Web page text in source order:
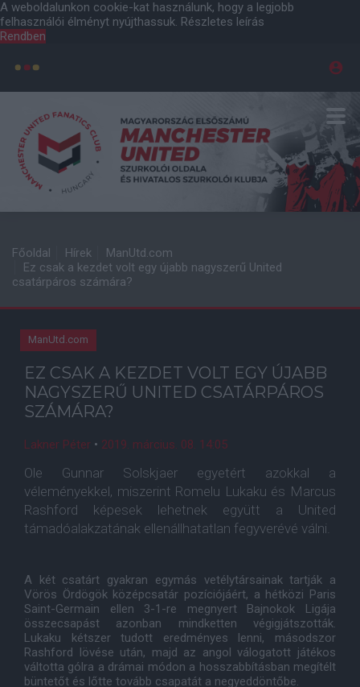
A weboldalunkon cookie-kat használunk, hogy a legjobb
felhasználói élményt nyújthassuk. Részletes leírás
Rendben
Főoldal Hírek
ManUtd.com
Ez csak a kezdet volt egy újabb nagyszerű United
csatárpáros számára?
ManUtd.com
EZ CSAK A KEZDET VOLT EGY ÚJABB
NAGYSZERŰ UNITED CSATÁRPÁROS
SZÁMÁRA?
Lakner Péter • 2019. március. 08. 14:05
Ole Gunnar Solskjaer egyetért azokkal a
véleményekkel, miszerint Romelu Lukaku és Marcus
Rashford képesek lehetnek együtt a United
támadóalakzatának ellenállhatatlan fegyverévé válni.
A két csatárt gyakran egymás vetélytársainak tartják a
Vörös Ördögök középcsatár pozíciójáért, a hétközi Paris
Saint-Germain ellen 3-1-re megnyert Bajnokok Ligája
összecsapást azonban mindketten végigjátszották.
Lukaku kétszer tudott eredményes lenni, másodszor
Rashford lövése után, majd az angol válogatott játékos
váltotta gólra a drámai módon a hosszabbításban megítélt
büntetőt és lőtte tovább csapatát a negyeddöntőbe.